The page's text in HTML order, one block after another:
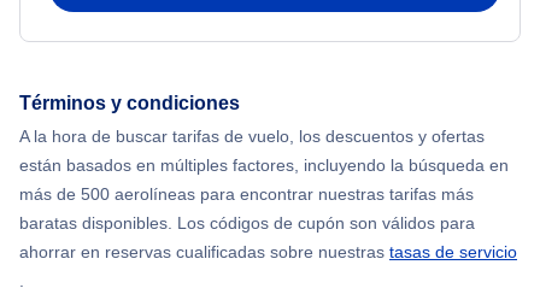
Flights from Shanghai to Nueva York
Flights from Delhi to Nueva York
Flights from Chicago to Delhi
Términos y condiciones
A la hora de buscar tarifas de vuelo, los descuentos y ofertas
están basados en múltiples factores, incluyendo la búsqueda en
más de 500 aerolíneas para encontrar nuestras tarifas más
baratas disponibles. Los códigos de cupón son válidos para
ahorrar en reservas cualificadas sobre nuestras tasas de servicio
.